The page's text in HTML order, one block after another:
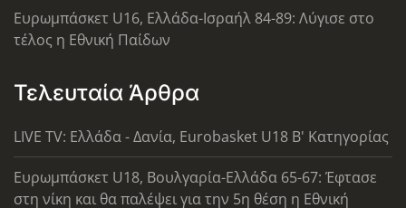
Ευρωμπάσκετ U16, Ελλάδα-Ισραήλ 84-89: Λύγισε στο
τέλος η Εθνική Παίδων
Τελευταία Άρθρα
LIVE TV: Ελλάδα - Δανία, Eurobasket U18 Β' Κατηγορίας
Ευρωμπάσκετ U18, Βουλγαρία-Ελλάδα 65-67: Έφτασε
στη νίκη και θα παλέψει για την 5η θέση η Εθνική